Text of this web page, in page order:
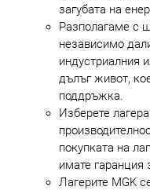
загубата на
Разполагаме с
независимо
индустриалния
дълъг живот,
поддръжка.
Изберете
покупката на
имате гаранция
Лагерите MGK